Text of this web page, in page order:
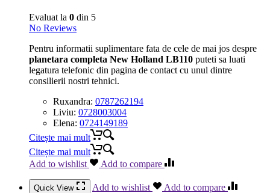
Evaluat la 0 din 5
No Reviews
Pentru informatii suplimentare fata de cele de mai jos despre
planetara completa New Holland LB110 puteti sa luati
legatura telefonic din pagina de contact cu unul dintre
consilierii nostri tehnici.
Ruxandra: 0787262194
Liviu: 0728003004
Elena: 0724149189
Citește mai mult
Citește mai mult
Add to wishlist
Add to compare
Quick View Add to wishlist Add to compare